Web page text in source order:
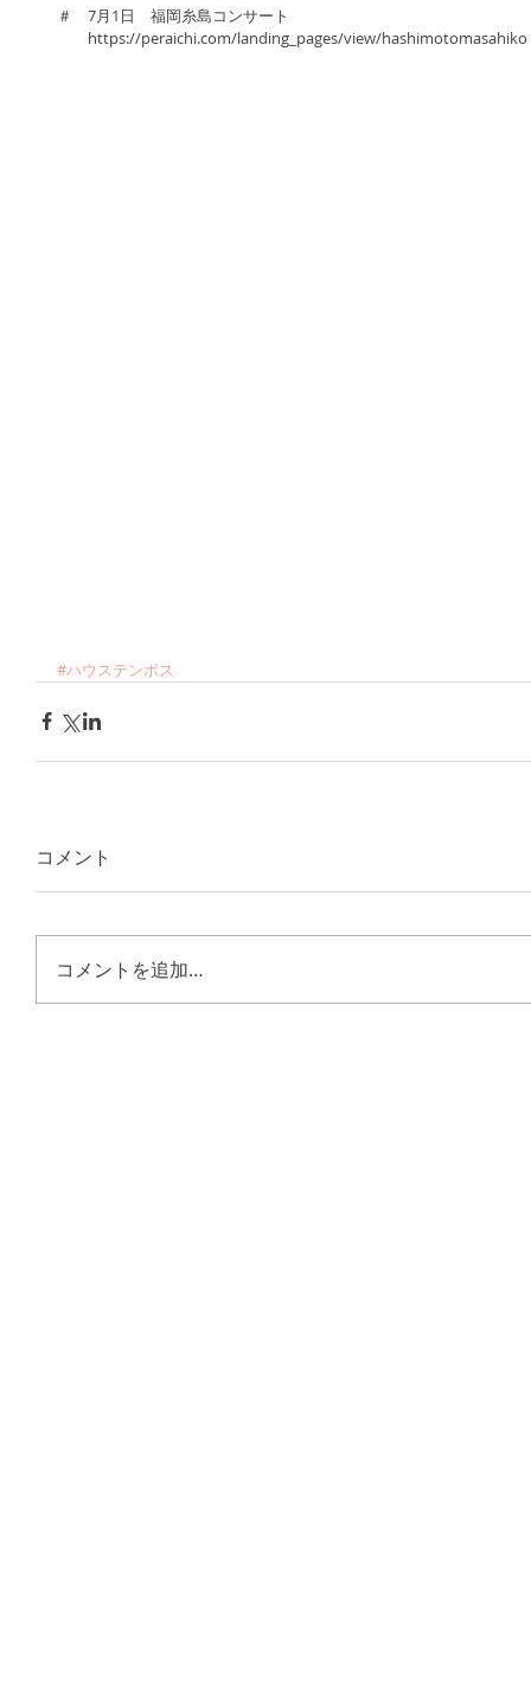
＃　7月1日　福岡糸島コンサート
https://peraichi.com/landing_pages/view/hashimotomasahiko
#ハウステンボス
コメント
コメントを追加…